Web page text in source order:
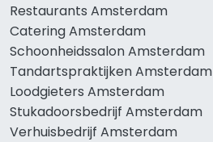
Restaurants Amsterdam
Catering Amsterdam
Schoonheidssalon Amsterdam
Tandartspraktijken Amsterdam
Loodgieters Amsterdam
Stukadoorsbedrijf Amsterdam
Verhuisbedrijf Amsterdam